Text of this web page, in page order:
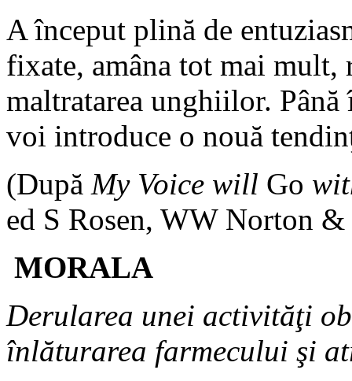
A început plină de
fixate, amâna tot mai
maltratarea unghiilor.
voi introduce o nouă
(După My Voice will Go
ed S Rosen, WW Norton
MORALA
Derularea unei activităţi
înlăturarea farmecului şi